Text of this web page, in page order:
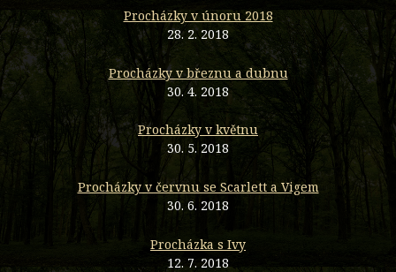
Procházky v únoru 2018
28. 2. 2018
Procházky v březnu a dubnu
30. 4. 2018
Procházky v květnu
30. 5. 2018
Procházky v červnu se Scarlett a Vigem
30. 6. 2018
Procházka s Ivy
12. 7. 2018